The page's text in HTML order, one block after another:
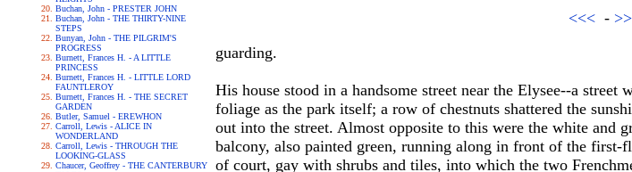
Buchan, John - PRESTER JOHN
Buchan, John - THE THIRTY-NINE
STEPS
Bunyan, John - THE PILGRIM'S
PROGRESS
Burnett, Frances H. - A LITTLE
PRINCESS
Burnett, Frances H. - LITTLE LORD
FAUNTLEROY
Burnett, Frances H. - THE SECRET
GARDEN
Butler, Samuel - EREWHON
Carroll, Lewis - ALICE IN
WONDERLAND
Carroll, Lewis - THROUGH THE
LOOKING-GLASS
Chaucer, Geoffrey - THE CANTERBURY
<<< -
guarding.
His house stood in a handsome street near the Elysee--a
foliage as the park itself; a row of chestnuts shattered the
out into the street. Almost opposite to this were the white and
balcony, also painted green, running along in front of the
of court, gay with shrubs and tiles, into which the two